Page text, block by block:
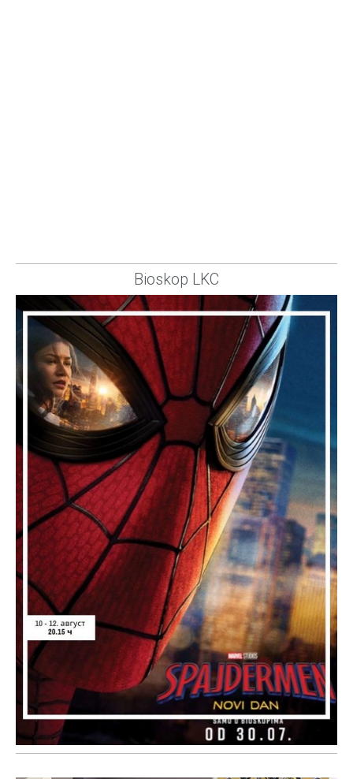
Bioskop LKC